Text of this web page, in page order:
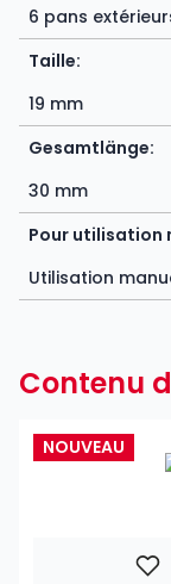
6 pans
Taille:
19 mm
Gesamtlänge:
30 mm
Pour utilisation
Utilisation
Contenu
NOUVEAU